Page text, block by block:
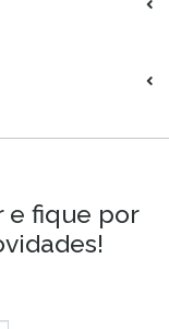
e fique por